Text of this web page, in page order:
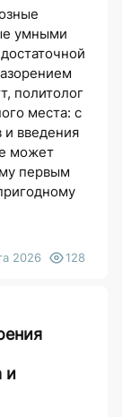
умными
политолог
места: с
и введения
может
первым
2026 128
и